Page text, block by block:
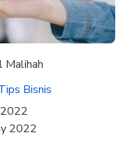
Malihah
Bisnis
2022